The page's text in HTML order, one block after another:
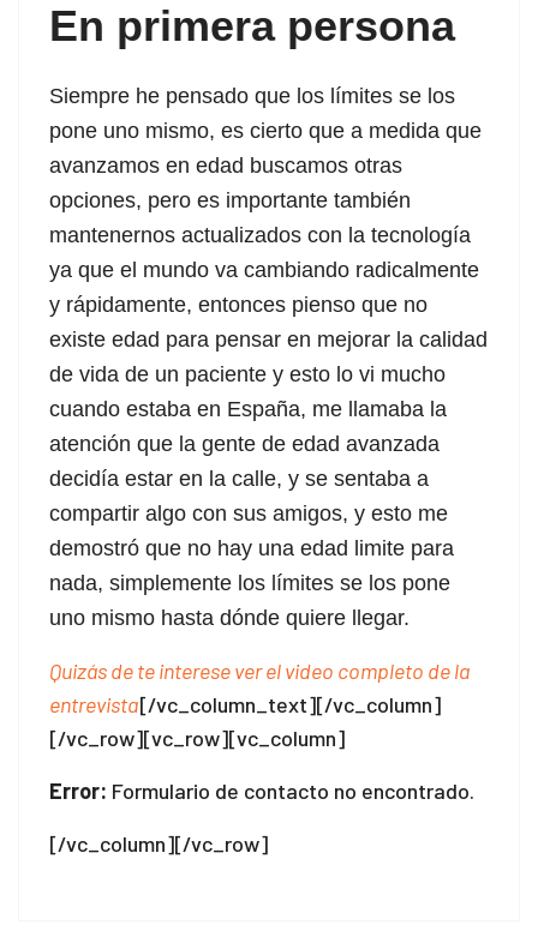
En primera persona
Siempre he pensado que los límites se los
pone uno mismo, es cierto que a medida que
avanzamos en edad buscamos otras
opciones, pero es importante también
mantenernos actualizados con la tecnología
ya que el mundo va cambiando radicalmente
y rápidamente, entonces pienso que no
existe edad para pensar en mejorar la calidad
de vida de un paciente y esto lo vi mucho
cuando estaba en España, me llamaba la
atención que la gente de edad avanzada
decidía estar en la calle, y se sentaba a
compartir algo con sus amigos, y esto me
demostró que no hay una edad limite para
nada, simplemente los límites se los pone
uno mismo hasta dónde quiere llegar.
Quizás de te interese ver el video completo de la
entrevista[/vc_column_text][/vc_column]
[/vc_row][vc_row][vc_column]
Error: Formulario de contacto no encontrado.
[/vc_column][/vc_row]